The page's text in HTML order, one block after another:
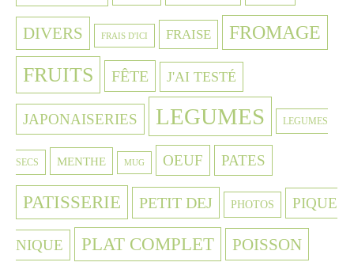
DIVERS FRAIS D'ICI FRAISE FROMAGE
FRUITS FÊTE J'AI TESTÉ
JAPONAISERIES LEGUMES LEGUMES
SECS MENTHE MUG OEUF PATES
PATISSERIE PETIT DEJ PHOTOS PIQUE
NIQUE PLAT COMPLET POISSON